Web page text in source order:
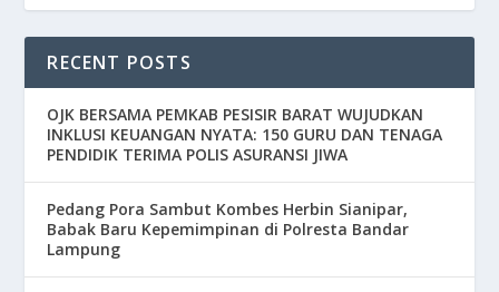
RECENT POSTS
OJK BERSAMA PEMKAB PESISIR BARAT WUJUDKAN
INKLUSI KEUANGAN NYATA: 150 GURU DAN TENAGA
PENDIDIK TERIMA POLIS ASURANSI JIWA
Pedang Pora Sambut Kombes Herbin Sianipar,
Babak Baru Kepemimpinan di Polresta Bandar
Lampung